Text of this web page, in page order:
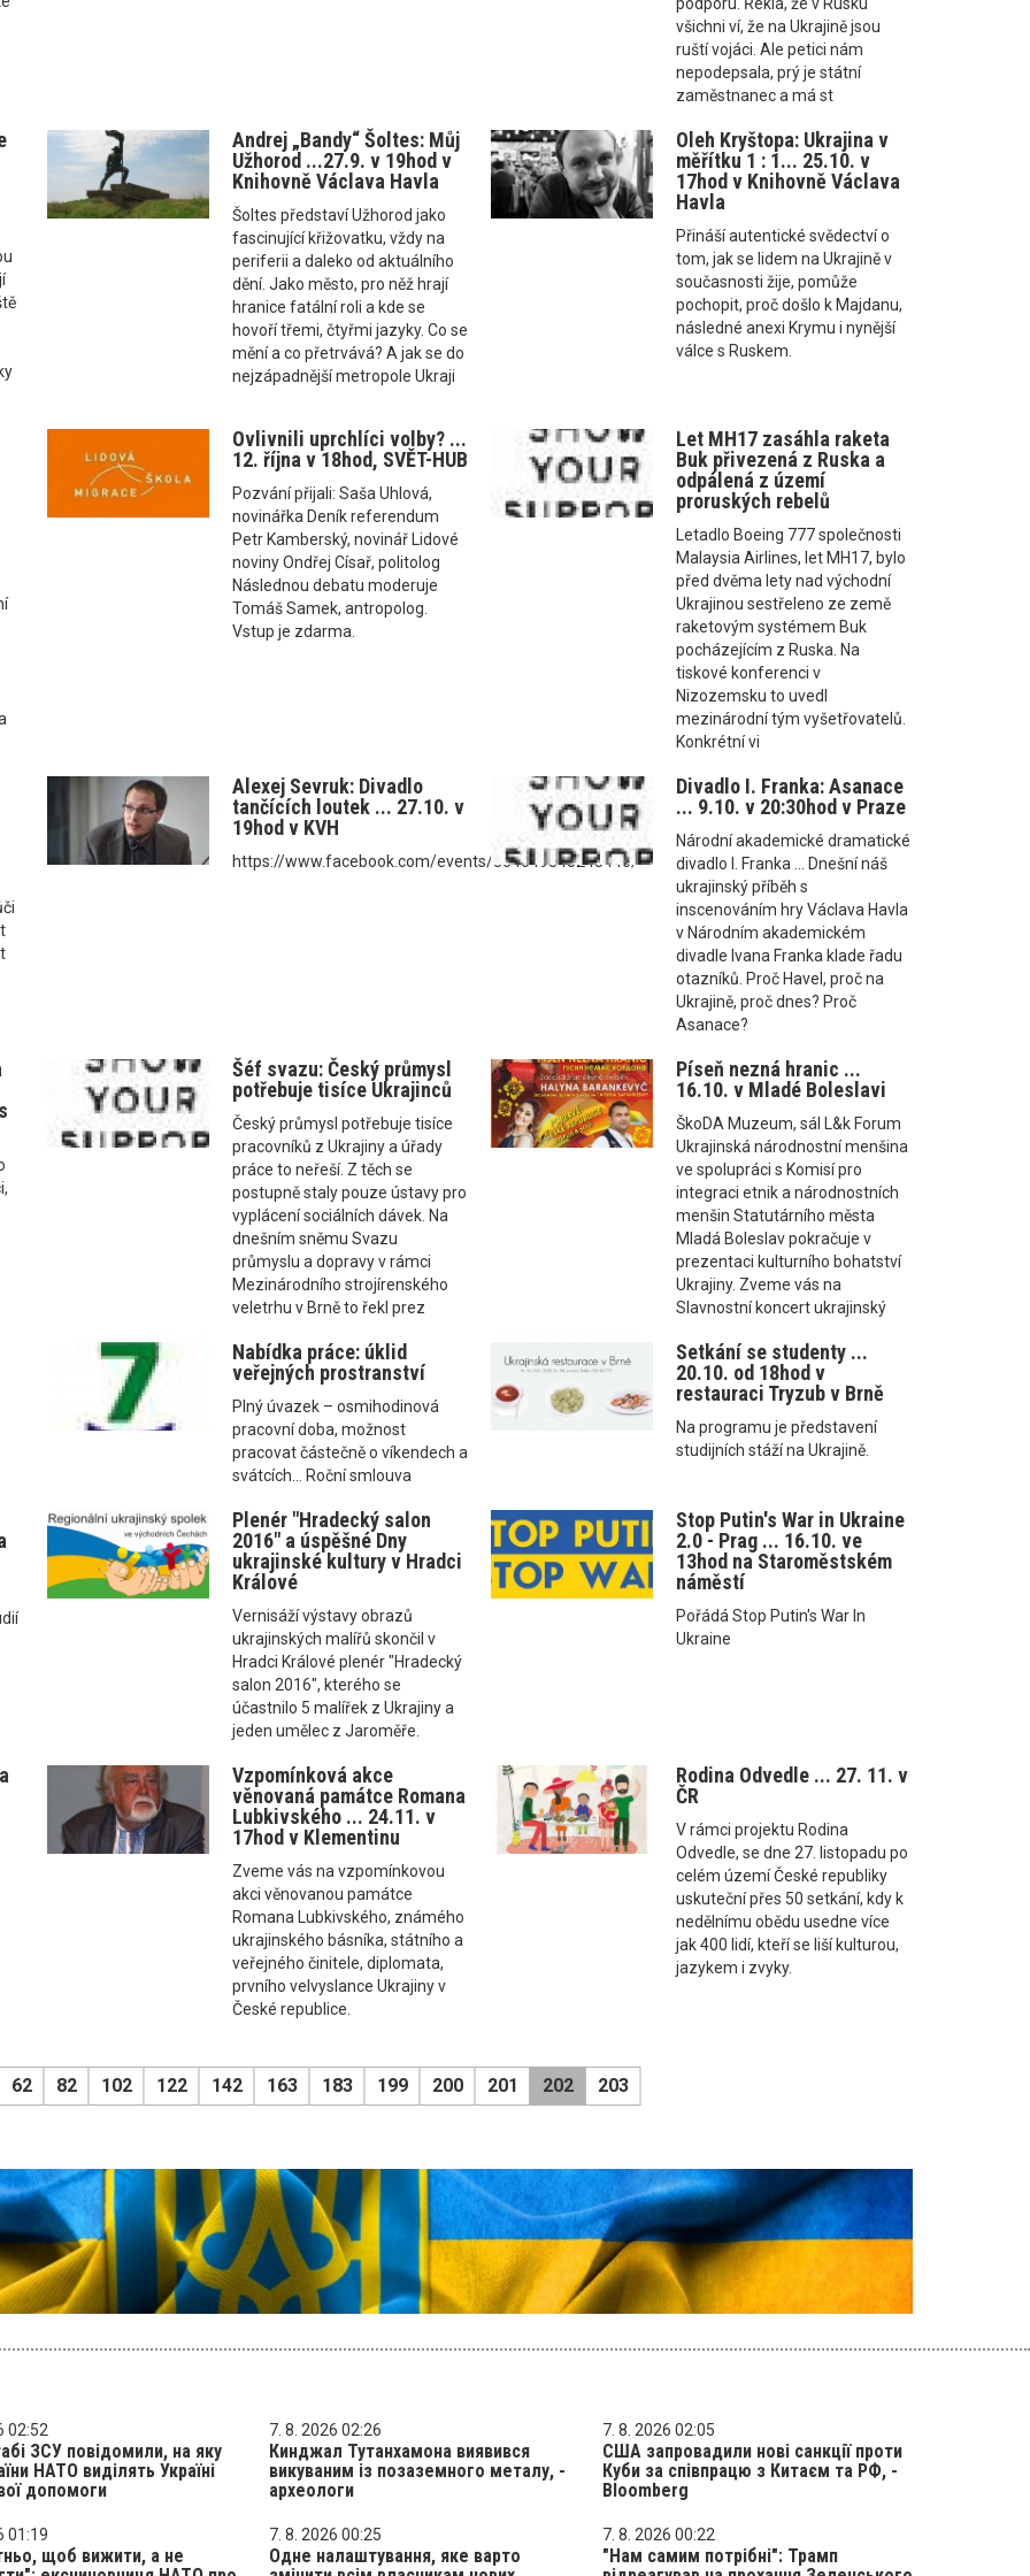
všichni ví, že na Ukrajině jsou
ruští vojáci. Ale petici nám
nepodepsala, prý je státní
zaměstnanec a má st
Andrej „Bandy“ Šoltes: Můj
Užhorod ...27.9. v 19hod v
Knihovně Václava Havla
Šoltes představí Užhorod jako
fascinující křižovatku, vždy na
periferii a daleko od aktuálního
dění. Jako město, pro něž hrají
hranice fatální roli a kde se
hovoří třemi, čtyřmi jazyky. Co se
mění a co přetrvává? A jak se do
nejzápadnější metropole Ukraji
Oleh Kryštopa: Ukrajina v
měřítku 1 : 1... 25.10. v
17hod v Knihovně Václava
Havla
Přináší autentické svědectví o
tom, jak se lidem na Ukrajině v
současnosti žije, pomůže
pochopit, proč došlo k Majdanu,
následné anexi Krymu i nynější
válce s Ruskem.
Ovlivnili uprchlíci volby? ...
12. října v 18hod, SVĚT-HUB
Pozvání přijali: Saša Uhlová,
novinářka Deník referendum
Petr Kamberský, novinář Lidové
noviny Ondřej Císař, politolog
Následnou debatu moderuje
Tomáš Samek, antropolog.
Vstup je zdarma.
Let MH17 zasáhla raketa
Buk přivezená z Ruska a
odpálená z území
proruských rebelů
Letadlo Boeing 777 společnosti
Malaysia Airlines, let MH17, bylo
před dvěma lety nad východní
Ukrajinou sestřeleno ze země
raketovým systémem Buk
pocházejícím z Ruska. Na
tiskové konferenci v
Nizozemsku to uvedl
mezinárodní tým vyšetřovatelů.
Konkrétní vi
Alexej Sevruk: Divadlo
tančících loutek ... 27.10. v
19hod v KVH
https://www.facebook.com/events/304649343243446/
Divadlo I. Franka: Asanace
... 9.10. v 20:30hod v Praze
Národní akademické dramatické
divadlo I. Franka ... Dnešní náš
ukrajinský příběh s
inscenováním hry Václava Havla
v Národním akademickém
divadle Ivana Franka klade řadu
otazníků. Proč Havel, proč na
Ukrajině, proč dnes? Proč
Asanace?
Šéf svazu: Český průmysl
potřebuje tisíce Ukrajinců
Český průmysl potřebuje tisíce
pracovníků z Ukrajiny a úřady
práce to neřeší. Z těch se
postupně staly pouze ústavy pro
vyplácení sociálních dávek. Na
dnešním sněmu Svazu
průmyslu a dopravy v rámci
Mezinárodního strojírenského
veletrhu v Brně to řekl prez
Píseň nezná hranic ...
16.10. v Mladé Boleslavi
ŠkoDA Muzeum, sál L&k Forum
Ukrajinská národnostní menšina
ve spolupráci s Komisí pro
integraci etnik a národnostních
menšin Statutárního města
Mladá Boleslav pokračuje v
prezentaci kulturního bohatství
Ukrajiny. Zveme vás na
Slavnostní koncert ukrajinský
Nabídka práce: úklid
veřejných prostranství
Plný úvazek – osmihodinová
pracovní doba, možnost
pracovat částečně o víkendech a
svátcích... Roční smlouva
Setkání se studenty ...
20.10. od 18hod v
restauraci Tryzub v Brně
Na programu je představení
studijních stáží na Ukrajině.
Plenér "Hradecký salon
2016" a úspěšné Dny
ukrajinské kultury v Hradci
Králové
Vernisáží výstavy obrazů
ukrajinských malířů skončil v
Hradci Králové plenér "Hradecký
salon 2016", kterého se
účastnilo 5 malířek z Ukrajiny a
jeden umělec z Jaroměře.
Stop Putin's War in Ukraine
2.0 - Prag ... 16.10. ve
13hod na Staroměstském
náměstí
Pořádá Stop Putin's War In
Ukraine
Vzpomínková akce
věnovaná památce Romana
Lubkivského ... 24.11. v
17hod v Klementinu
Zveme vás na vzpomínkovou
akci věnovanou památce
Romana Lubkivského, známého
ukrajinského básníka, státního a
veřejného činitele, diplomata,
prvního velvyslance Ukrajiny v
České republice.
Rodina Odvedle ... 27. 11. v
ČR
V rámci projektu Rodina
Odvedle, se dne 27. listopadu po
celém území České republiky
uskuteční přes 50 setkání, kdy k
nedělnímu obědu usedne více
jak 400 lidí, kteří se liší kulturou,
jazykem i zvyky.
62 82 102 122 142 163 183 199 200 201 202 203
02:52
ЗСУ повідомили, на яку
НАТО виділять Україні
допомоги
7. 8. 2026 02:26
Кинджал Тутанхамона виявився
викуваним із позаземного металу, -
археологи
7. 8. 2026 02:05
США запровадили нові санкції проти
Куби за співпрацю з Китаєм та РФ, -
Bloomberg
01:19
щоб вижити, а не
7. 8. 2026 00:25
Одне налаштування, яке варто
7. 8. 2026 00:22
"Нам самим потрібні": Трамп